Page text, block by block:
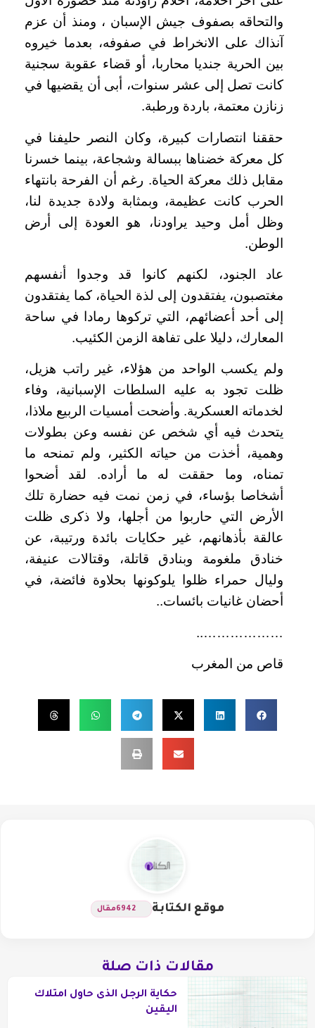
والتحاقه بصفوف جيش الإسبان ، ومنذ أن عزم
آنذاك على الانخراط في صفوفه، بعدما خيروه
بين الحرية جنديا محاربا، أو قضاء عقوبة سجنية
كانت تصل إلى عشر سنوات، أبى أن يقضيها في
زنازن معتمة، باردة ورطبة.
حققنا انتصارات كبيرة، وكان النصر حليفنا في
كل معركة خضناها ببسالة وشجاعة، بينما خسرنا
مقابل ذلك معركة الحياة. رغم أن الفرحة بانتهاء
الحرب كانت عظيمة، وبمثابة ولادة جديدة لنا،
وظل أمل وحيد يراودنا، هو العودة إلى أرض
الوطن.
عاد الجنود، لكنهم كانوا قد وجدوا أنفسهم
مغتصبون، يفتقدون إلى لذة الحياة، كما يفتقدون
إلى أحد أعضائهم، التي تركوها رمادا في ساحة
المعارك، دليلا على تفاهة الزمن الكئيب.
ولم يكسب الواحد من هؤلاء، غير راتب هزيل،
ظلت تجود به عليه السلطات الإسبانية، وفاء
لخدماته العسكرية. وأضحت أمسيات الربيع ملاذا،
يتحدث فيه أي شخص عن نفسه وعن بطولات
وهمية، أخذت من حياته الكثير، ولم تمنحه ما
تمناه، وما حققت له ما أراده. لقد أضحوا
أشخاصا بؤساء، في زمن نمت فيه حضارة تلك
الأرض التي حاربوا من أجلها، ولا ذكرى ظلت
عالقة بأذهانهم، غير حكايات بائدة ورتيبة، عن
خنادق ملغومة وبنادق قاتلة، وقتالات عنيفة،
وليال حمراء ظلوا يلوكونها بحلاوة فائضة، في
أحضان غانيات بائسات..
………………..
قاص من المغرب
موقع الكتابة 6942مقال
مقالات ذات صلة
حكاية الرجل الذى حاول امتلاك
اليقين